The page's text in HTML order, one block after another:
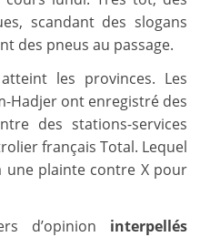
scandant des slogans
des pneus au passage.
les provinces. Les
Hadjer ont enregistré des
des stations-services
français Total. Lequel
une plainte contre X pour
d’opinion interpellés